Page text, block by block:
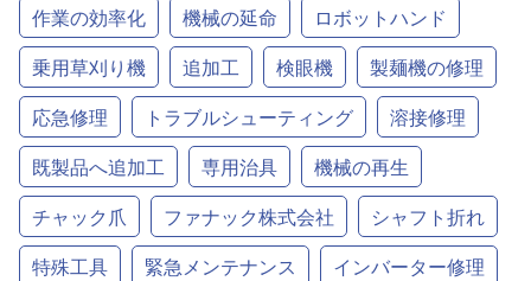
作業の効率化
機械の延命
ロボットハンド
乗用草刈り機
追加工 検眼機
製麺機の修理
応急修理
トラブルシューティング
溶接修理
既製品へ追加工
専用治具
機械の再生
チャック爪
ファナック株式会社
シャフト折れ
特殊工具
緊急メンテナンス
インバーター修理